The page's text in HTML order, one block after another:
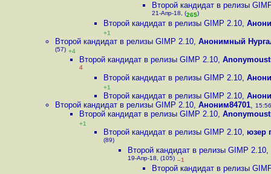
Второй кандидат в релизы
21-Апр-18, (265)
Второй кандидат в релизы GIMP 2.10,
+1
Второй кандидат в релизы GIMP 2.10, Анонимный
(57) +4
Второй кандидат в релизы GIMP 2.10,
4
Второй кандидат в релизы GIMP 2.10,
+1
Второй кандидат в релизы GIMP 2.10,
Второй кандидат в релизы GIMP 2.10, Аноним84701,
Второй кандидат в релизы GIMP 2.10,
+1
Второй кандидат в релизы GIMP 2.10, юзер
(89)
Второй кандидат в релизы GIMP 2.10,
19-Апр-18, (105) –1
Второй кандидат в релизы